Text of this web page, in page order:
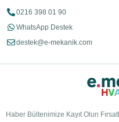
0216 398 01 90
WhatsApp Destek
destek@e-mekanik.com
Haber Bültenimize Kayıt Olun